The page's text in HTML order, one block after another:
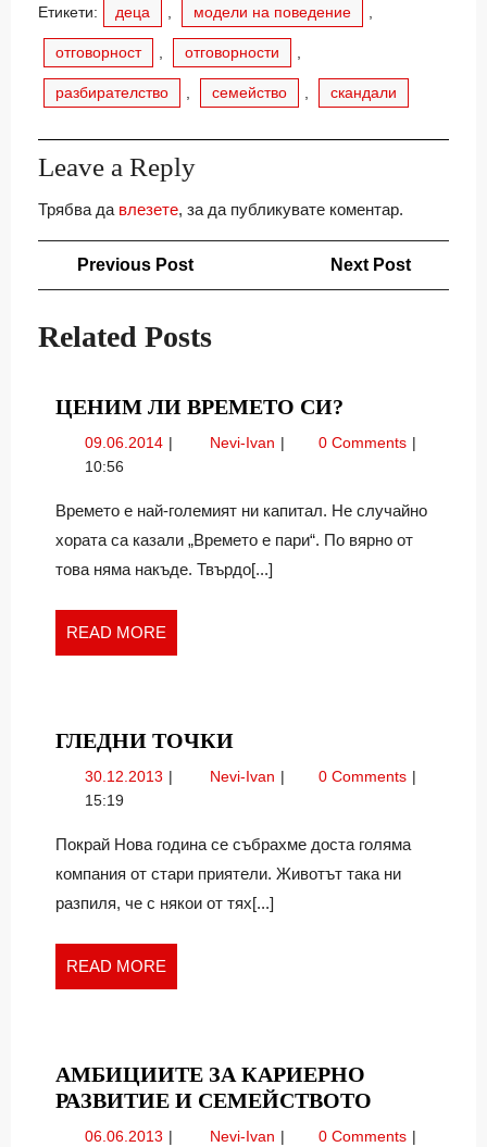
Етикети: деца модели на поведение
отговорност отговорности
разбирателство семейство скандали
Leave a Reply
Трябва да влезете, за да публикувате коментар.
Навигация
Previous PostPrevious
Next Post
Related Posts
ЦЕНИМ ЛИ ВРЕМЕТО СИ?
ВРЕМЕТО
09.06.2014 09.06.2014Nevi-Ivan Ценим
си?
0 Comments
10:56
Времето е най-големият ни капитал. Не случайно
хората са казали „Времето е пари“. По вярно от
това няма накъде. Твърдо[...]
READ MORE
MORE
ГЛЕДНИ ТОЧКИГЛЕДНИ
ТОЧКИ
30.12.2013 30.12.2013Nevi-Ivan Гледни0 Comments
15:19
Покрай Нова година се събрахме доста голяма
компания от стари приятели. Животът така ни
разпиля, че с някои от тях[...]
READ MORE
MORE
АМБИЦИИТЕ ЗА КАРИЕРНО
РАЗВИТИЕ И СЕМЕЙСТВОТО
06.06.2013 06.06.2013Nevi-Ivan Амбициите0 Comments